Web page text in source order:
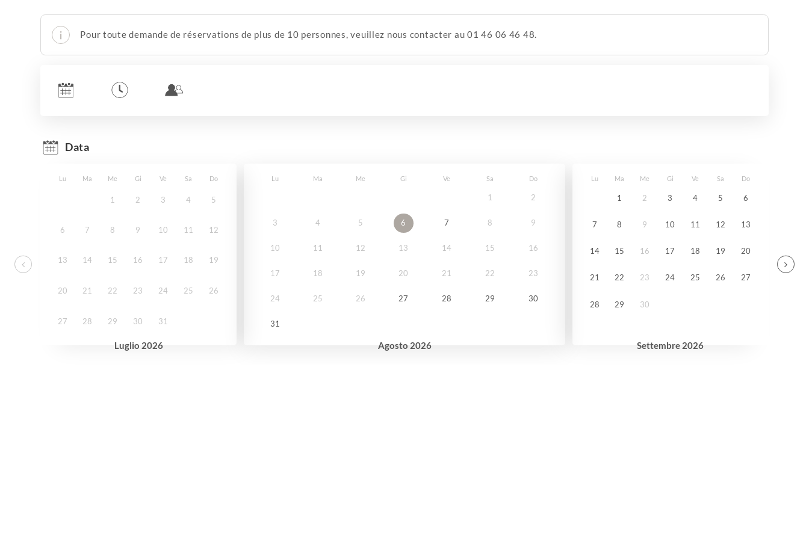
Pour toute demande de réservations de plus de 10 personnes, veuillez nous contacter au 01 46 06 46 48.
Data
Luglio 2026
Lu Ma Me Gi Ve Sa Do
1 2 3 4 5
6 7 8 9 10 11 12
13 14 15 16 17 18 19
20 21 22 23 24 25 26
27 28 29 30 31
Agosto 2026
Lu Ma Me Gi Ve Sa Do
1 2
3 4 5 6 7 8 9
10 11 12 13 14 15 16
17 18 19 20 21 22 23
24 25 26 27 28 29 30
31
Settembre 2026
Lu Ma Me Gi Ve Sa Do
1 2 3 4 5 6
7 8 9 10 11 12 13
14 15 16 17 18 19 20
21 22 23 24 25 26 27
28 29 30